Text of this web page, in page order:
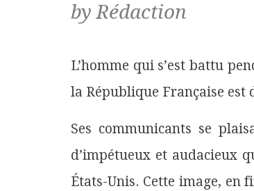
by Rédaction
L’homme qui s’est battu
la République Française est
Ses communicants se
d’impétueux et audacieux
États-Unis. Cette image, en